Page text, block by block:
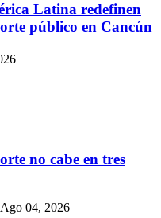
Latina redefinen
público en Cancún
no cabe en tres
Ago 04, 2026